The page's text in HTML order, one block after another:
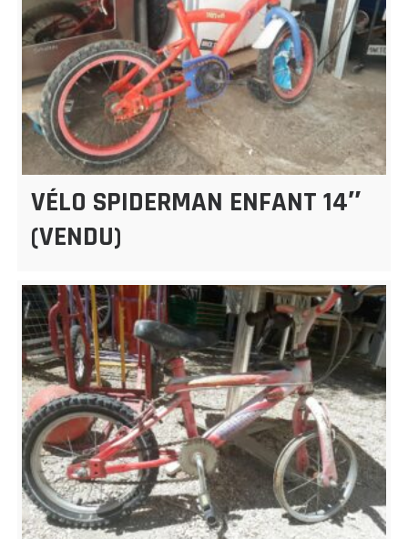
VÉLO SPIDERMAN ENFANT 14″
(VENDU)